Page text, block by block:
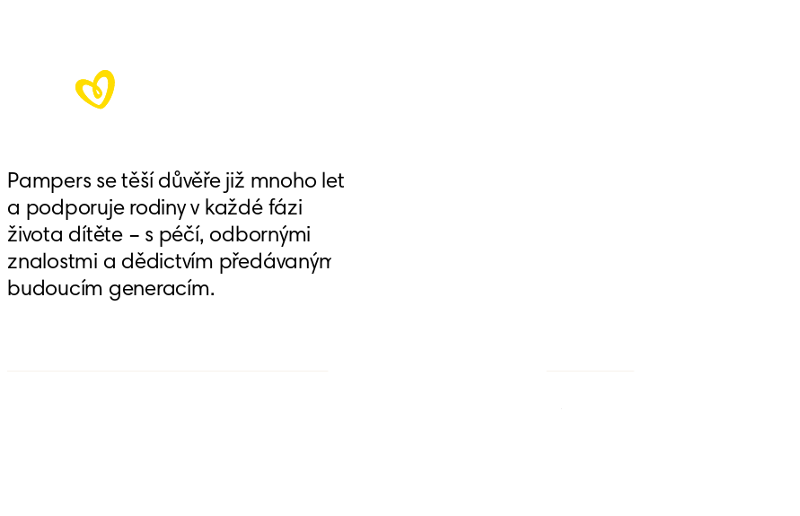
Pampers se těší důvěře již mnoho let
a podporuje rodiny v každé fázi
života dítěte – s péčí, odbornými
znalostmi a dědictvím předávaným
budoucím generacím.